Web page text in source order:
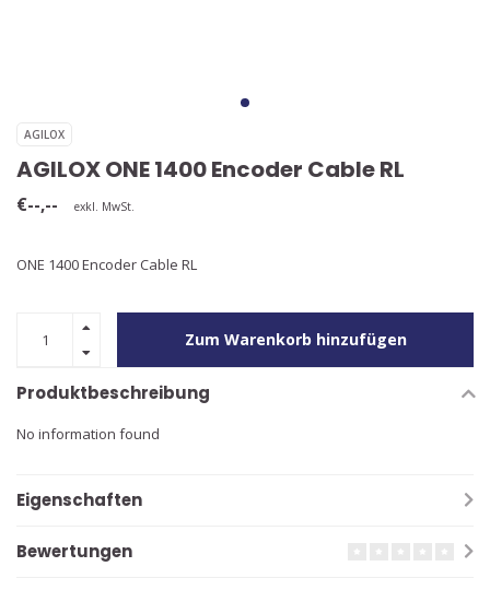
AGILOX
AGILOX ONE 1400 Encoder Cable RL
€--,-- exkl. MwSt.
ONE 1400 Encoder Cable RL
Zum Warenkorb hinzufügen
Produktbeschreibung
No information found
Eigenschaften
Bewertungen